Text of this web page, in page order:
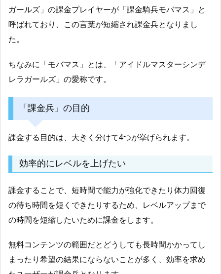
ガールズ」の課金プレイヤーが「課金騎兵モバマス」と
呼ばれており、この言葉が短縮され課金兵となりまし
た。
ちなみに「モバマス」とは、「アイドルマスターシンデ
レラガールズ」の愛称です。
「課金兵」の目的
課金する目的は、大きく分けて4つが挙げられます。
効率的にレベルを上げたい
課金することで、短時間で能力が強化できたり体力回復
の待ち時間を短くできたりするため、レベルアップまで
の時間を短縮したいために課金をします。
無料コンテンツの範囲だとどうしても長時間かかってし
まったり希望の結果にならないことが多く、効率を求め